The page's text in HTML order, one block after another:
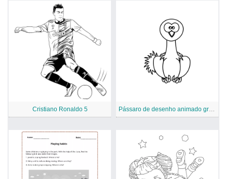
Cristiano Ronaldo 5 Pássaro de desenho animado grátis